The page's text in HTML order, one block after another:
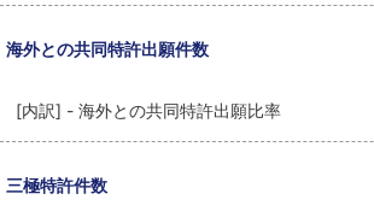
海外との共同特許出願件数
[内訳] - 海外との共同特許出願比率
三極特許件数